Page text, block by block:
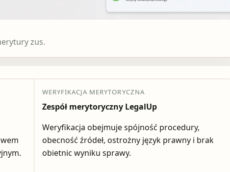
zus.
WERYFIKACJA MERYTORYCZNA
Zespół merytoryczny LegalUp
Weryfikacja obejmuje spójność procedury,
obecność źródeł, ostrożny język prawny i brak
obietnic wyniku sprawy.